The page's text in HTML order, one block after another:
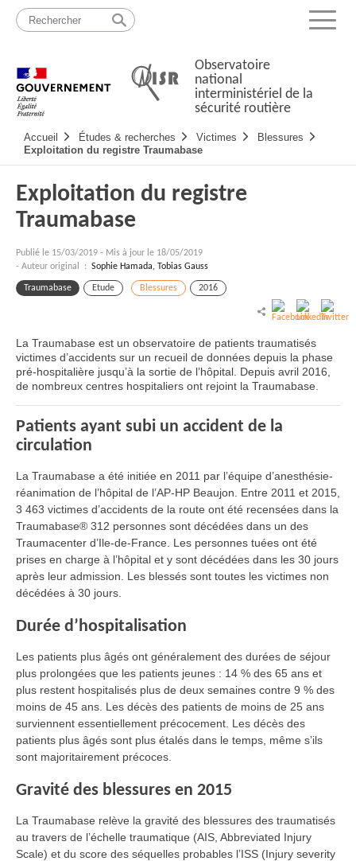
Passer
contenu
Menu
Observatoire
national
interministériel de la
sécurité routière
principale
Accueil Études & recherches Victimes
Blessures
Exploitation du registre Traumabase
Exploitation du registre
Traumabase
Publié le 15/03/2019 - Mis à jour le 18/05/2019
- Auteur original : Sophie Hamada, Tobias Gauss
Traumabase Etude Blessures 2016
La Traumabase est un observatoire de patients traumatisés
victimes d’accidents sur un recueil de données depuis la phase
pré-hospitalière jusqu’à la sortie de l’hôpital. Depuis avril 2016,
de nombreux centres hospitaliers ont rejoint la Traumabase.
Patients ayant subi un accident de la
circulation
La Traumabase a été initiée en 2011 par l’équipe d’anesthésie-
réanimation de l’hôpital de l’AP-HP Beaujon. Entre 2011 et 2015,
3 463 victimes d’accidents de la route ont été recensées dans la
Traumabase® 312 personnes sont décédées dans un des
Traumacenter d’Ile-de-France. Les personnes tuées ont été
prises en charge à l’hôpital et y sont décédées dans les 30 jours
après leur admission. Les blessés sont toutes les victimes non
décédées à 30 jours.
Durée d’hospitalisation
Les patients plus âgés ont généralement des durées de séjour
plus prolongées que les patients jeunes : 14 % des 65 ans et
plus restent hospitalisés plus de deux semaines contre 9 % des
moins de 45 ans. Les décès des patients de moins de 25 ans
surviennent essentiellement précocement. Les décès des
patients plus âgés sont plus étalés dans le temps, même s’ils
sont majoritairement précoces.
Gravité des blessures en 2015
La Traumabase relève la gravité des blessures des traumatisés
au travers de l’échelle traumatique (AIS, Abbreviated Injury
Scale) et du score des séquelles probables l’ISS (Injury severity